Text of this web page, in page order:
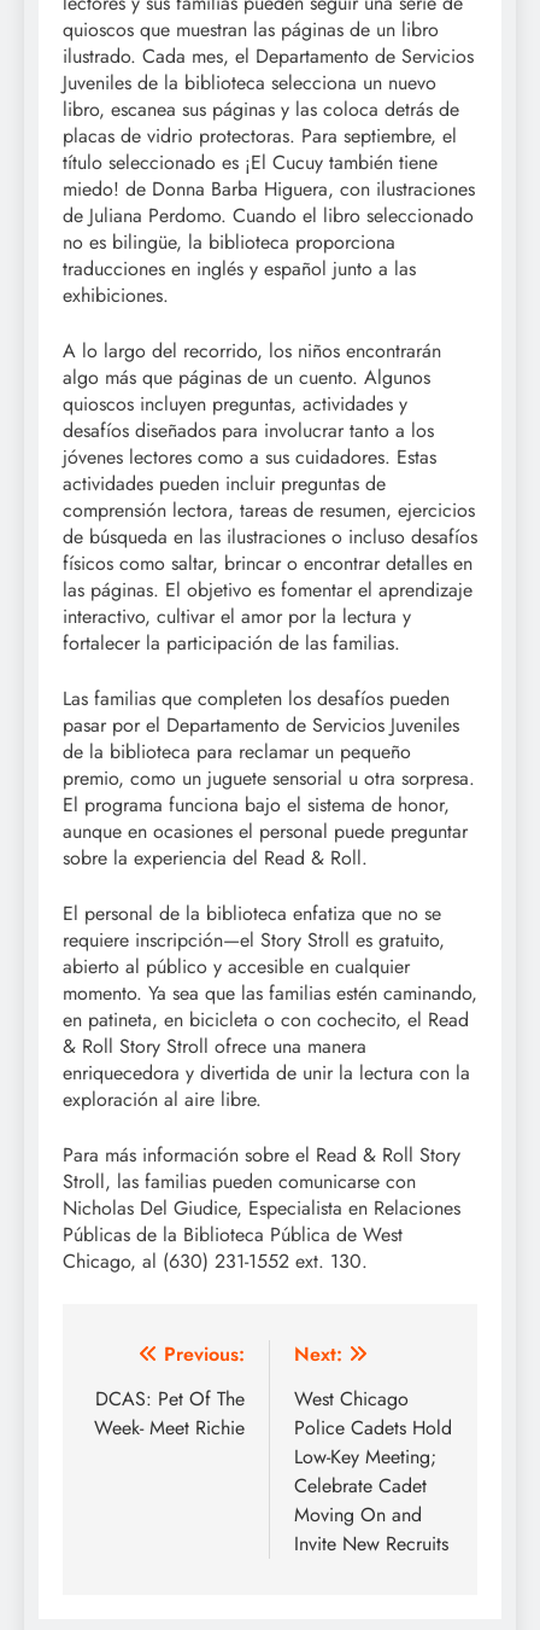
quioscos que muestran las páginas de un libro
ilustrado. Cada mes, el Departamento de Servicios
Juveniles de la biblioteca selecciona un nuevo
libro, escanea sus páginas y las coloca detrás de
placas de vidrio protectoras. Para septiembre, el
título seleccionado es ¡El Cucuy también tiene
miedo! de Donna Barba Higuera, con ilustraciones
de Juliana Perdomo. Cuando el libro seleccionado
no es bilingüe, la biblioteca proporciona
traducciones en inglés y español junto a las
exhibiciones.
A lo largo del recorrido, los niños encontrarán
algo más que páginas de un cuento. Algunos
quioscos incluyen preguntas, actividades y
desafíos diseñados para involucrar tanto a los
jóvenes lectores como a sus cuidadores. Estas
actividades pueden incluir preguntas de
comprensión lectora, tareas de resumen, ejercicios
de búsqueda en las ilustraciones o incluso desafíos
físicos como saltar, brincar o encontrar detalles en
las páginas. El objetivo es fomentar el aprendizaje
interactivo, cultivar el amor por la lectura y
fortalecer la participación de las familias.
Las familias que completen los desafíos pueden
pasar por el Departamento de Servicios Juveniles
de la biblioteca para reclamar un pequeño
premio, como un juguete sensorial u otra sorpresa.
El programa funciona bajo el sistema de honor,
aunque en ocasiones el personal puede preguntar
sobre la experiencia del Read & Roll.
El personal de la biblioteca enfatiza que no se
requiere inscripción—el Story Stroll es gratuito,
abierto al público y accesible en cualquier
momento. Ya sea que las familias estén caminando,
en patineta, en bicicleta o con cochecito, el Read
& Roll Story Stroll ofrece una manera
enriquecedora y divertida de unir la lectura con la
exploración al aire libre.
Para más información sobre el Read & Roll Story
Stroll, las familias pueden comunicarse con
Nicholas Del Giudice, Especialista en Relaciones
Públicas de la Biblioteca Pública de West
Chicago, al (630) 231-1552 ext. 130.
Post
navigation
Previous:
DCAS: Pet Of The
Week- Meet Richie
Next:
West Chicago
Police Cadets Hold
Low-Key Meeting;
Celebrate Cadet
Moving On and
Invite New Recruits